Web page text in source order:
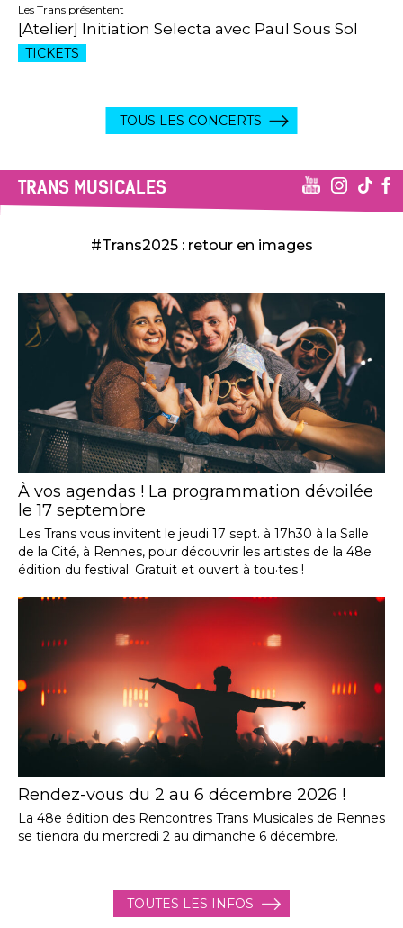
Les Trans présentent
[Atelier] Initiation Selecta avec Paul Sous Sol
TICKETS
TOUS LES CONCERTS
TRANS MUSICALES
#Trans2025 : retour en images
À vos agendas ! La programmation dévoilée
le 17 septembre
Les Trans vous invitent le jeudi 17 sept. à 17h30 à la Salle
de la Cité, à Rennes, pour découvrir les artistes de la 48e
édition du festival. Gratuit et ouvert à tou·tes !
Rendez-vous du 2 au 6 décembre 2026 !
La 48e édition des Rencontres Trans Musicales de Rennes
se tiendra du mercredi 2 au dimanche 6 décembre.
TOUTES LES INFOS